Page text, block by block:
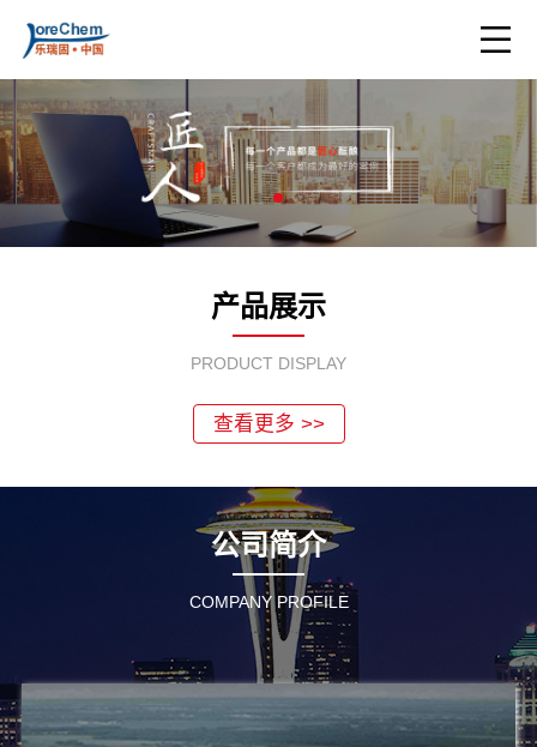
产品展示
PRODUCT DISPLAY
查看更多 >>
公司简介
COMPANY PROFILE